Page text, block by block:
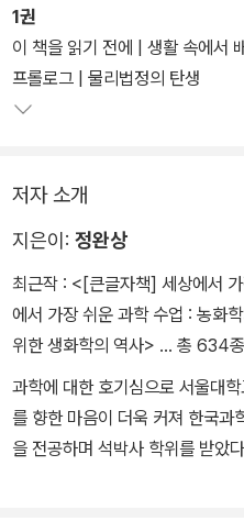
변의 이야기에 초점을 맞추었으
로 개편했다.
2편. 친구의 결혼식에 갔다가 사
이팬의 손잡이를 잡다가 손을 데
묵을 먹을 수 없었던 일 등 일상에
3편은 빛과 전기의 진실을 다룬
의 내용이 다른 점을 풀어가는 '비
요?', 불이 났다는 장난을 다룬 '
는 이유는 뭘까요?', 짧은 다리를
는 '물속에서 다리가 짧아 보이는
1권
이 책을 읽기 전에 | 생활 속에서
프롤로그 | 물리법정의 탄생
저자 소개
지은이: 정완상
최근작 : <[큰글자책] 세상에서
에서 가장 쉬운 과학 수업 : 농화
위한 생화학의 역사> … 총 634종
과학에 대한 호기심으로 서울대
를 향한 마음이 더욱 커져 한국
을 전공하며 석박사 학위를 받았